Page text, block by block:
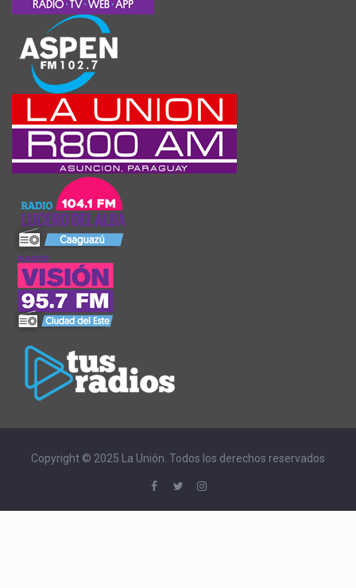
Copyright © 2025 La Unión. Todos los derechos reservados